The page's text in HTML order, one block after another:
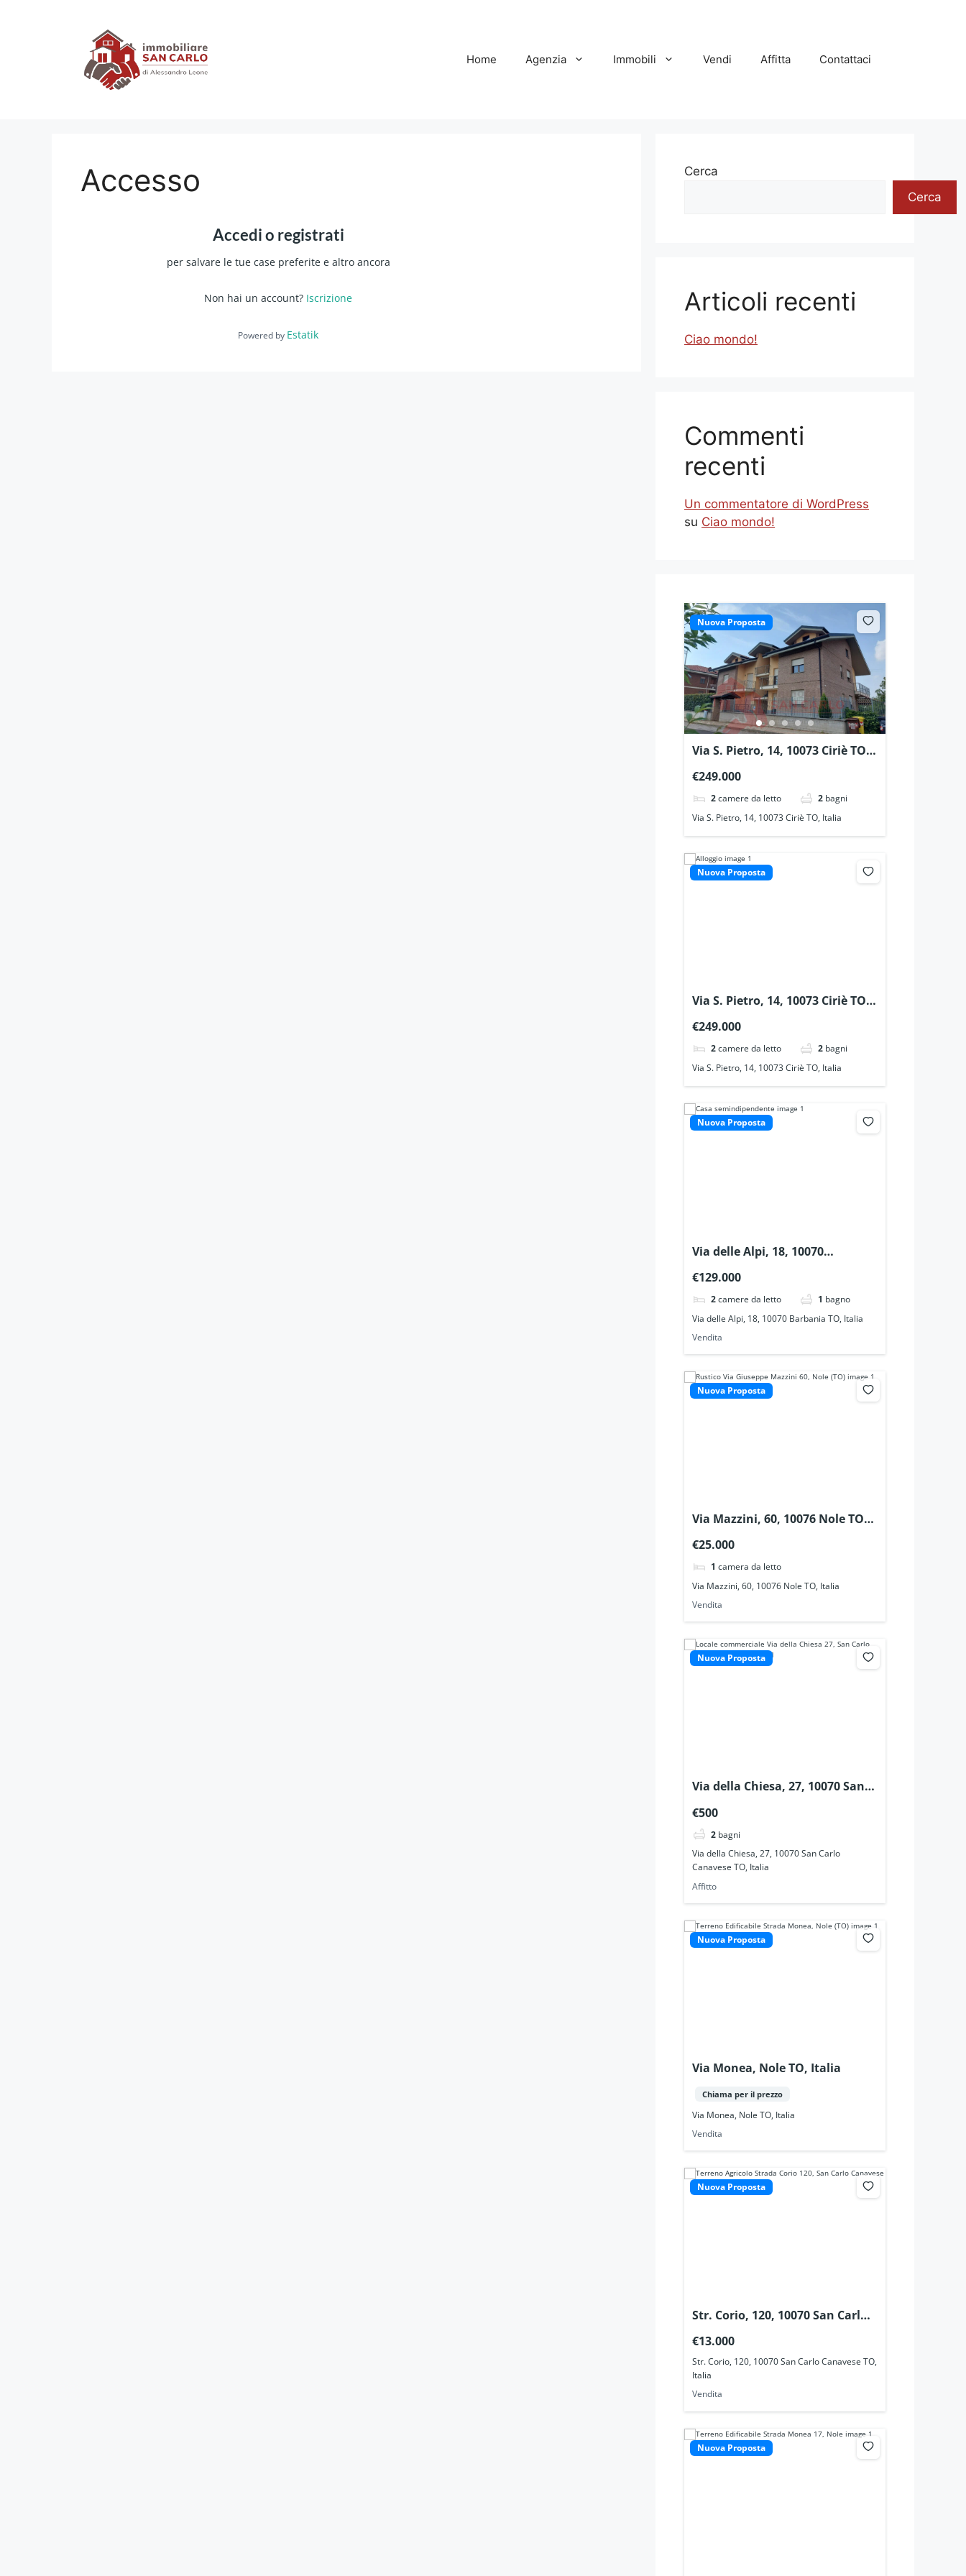
Home Agenzia Immobili Vendi Affitta Contattaci
Accesso
Accedi o registrati
per salvare le tue case preferite e altro ancora
Non hai un account? Iscrizione
Powered by Estatik
Cerca
Cerca
Articoli recenti
Ciao mondo!
Commenti
recenti
Un commentatore di WordPress
su Ciao mondo!
Nuova Proposta
Via S. Pietro, 14, 10073 Ciriè TO,
€249.000
2camere da letto 2 bagni
Via S. Pietro, 14, 10073 Ciriè TO, Italia
Nuova Proposta
Via S. Pietro, 14, 10073 Ciriè TO,
€249.000
2camere da letto 2 bagni
Via S. Pietro, 14, 10073 Ciriè TO, Italia
Nuova Proposta
Via delle Alpi, 18, 10070
€129.000
2camere da letto 1 bagno
Via delle Alpi, 18, 10070 Barbania TO, Italia
Vendita
Nuova Proposta
Via Mazzini, 60, 10076 Nole TO,
€25.000
1 camera da letto
Via Mazzini, 60, 10076 Nole TO, Italia
Vendita
Nuova Proposta
Via della Chiesa, 27, 10070 San
€500
2 bagni
Via della Chiesa, 27, 10070 San Carlo
Canavese TO, Italia
Affitto
Nuova Proposta
Via Monea, Nole TO, Italia
Chiama per il prezzo
Via Monea, Nole TO, Italia
Vendita
Nuova Proposta
Str. Corio, 120, 10070 San Carlo
€13.000
Str. Corio, 120, 10070 San Carlo Canavese TO,
Italia
Vendita
Nuova Proposta